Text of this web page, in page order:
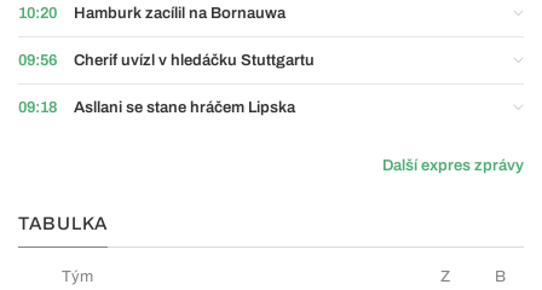
10:20 Hamburk zacílil na Bornauwa
09:56 Cherif uvízl v hledáčku Stuttgartu
09:18 Asllani se stane hráčem Lipska
Další expres zprávy
TABULKA
Tým Z B